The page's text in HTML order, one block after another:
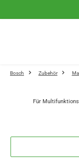
Bosch Zubehör
Für